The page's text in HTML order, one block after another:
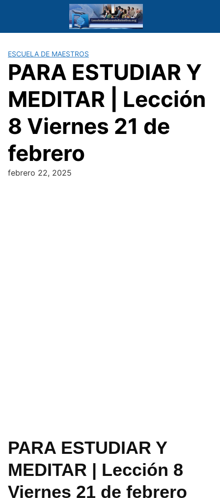
ESCUELA DE MAESTROS
PARA ESTUDIAR Y
MEDITAR | Lección
8 Viernes 21 de
febrero
febrero 22, 2025
PARA ESTUDIAR Y
MEDITAR | Lección 8
Viernes 21 de febrero